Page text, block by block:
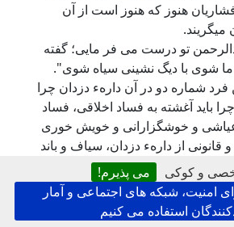
و کوکی
می پذیرم!
امنیت، شبکه های اجتماعی و آمار
استفاده می کنیم
هنوز که هنوز است از آن
تو درست می فر مایی؛ گفته
ما شوی با دیگ نشینی سیاه شوی".
فرد شماره دو در آن دارهء دزدان چرا
چرا باید آغشته به فساد اخلاقی، فساد
و خوشگزارانی و خویش خوری
قانونی از دارهء دزدان، سیاف و باند
و خلیلی هابا دیوانه ها و
با زرداد ها و سگهای دیوانه اش
کمتر از داکتر خزیده در آن جمع، به
تجاوز به عفت و ناموس، اختلاص